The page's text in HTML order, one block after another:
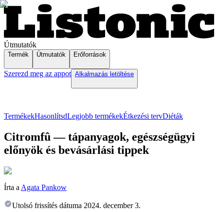
Útmutatók
Termék Útmutatók Erőforrások
Szerezd meg az appot Alkalmazás letöltése
TermékekHasonlítsdLegjobb termékekÉtkezési tervDiéták
Citromfû — tápanyagok, egészségügyi
előnyök és bevásárlási tippek
Írta a Agata Pankow
Utolsó frissítés dátuma 2024. december 3.